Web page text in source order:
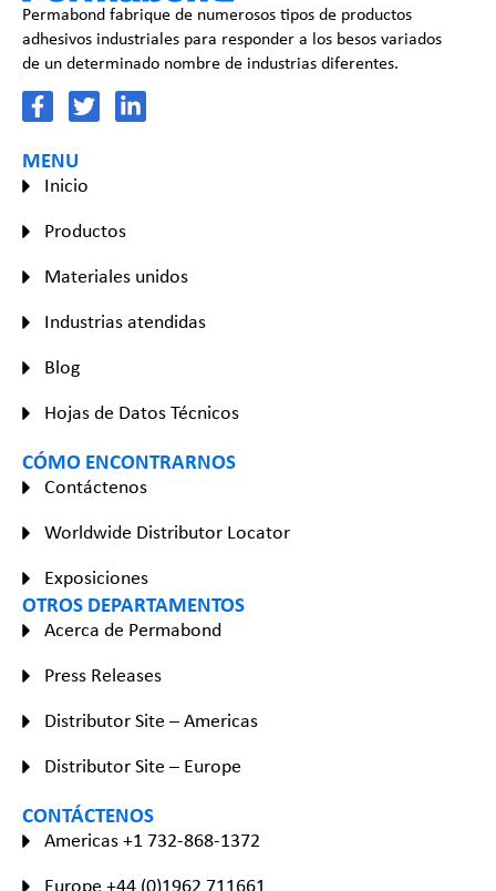
Permabond fabrique de numerosos tipos de productos
adhesivos industriales para responder a los besos variados
de un determinado nombre de industrias diferentes.
MENU
Inicio
Productos
Materiales unidos
Industrias atendidas
Blog
Hojas de Datos Técnicos
CÓMO ENCONTRARNOS
Contáctenos
Worldwide Distributor Locator
Exposiciones
OTROS DEPARTAMENTOS
Acerca de Permabond
Press Releases
Distributor Site – Americas
Distributor Site – Europe
CONTÁCTENOS
Americas +1 732-868-1372
Europe +44 (0)1962 711661